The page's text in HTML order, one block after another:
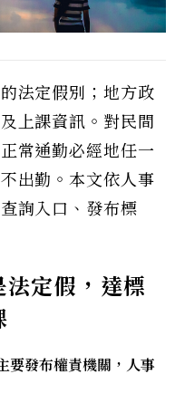
法定假別；地方政
上課資訊。對民間
常通勤必經地任一
出勤。本文依人事
詢入口、發布標
定假，達標
要發布權責機關，人事